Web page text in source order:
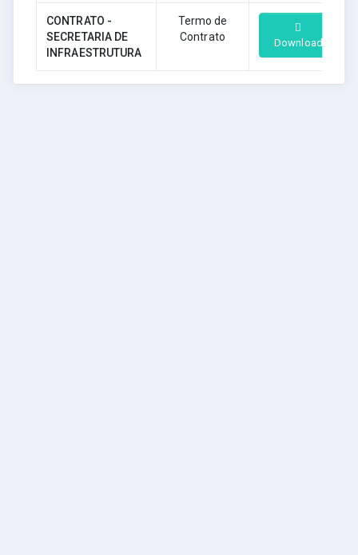
CONTRATO -
SECRETARIA DE
INFRAESTRUTURA
Termo de
Contrato
Download